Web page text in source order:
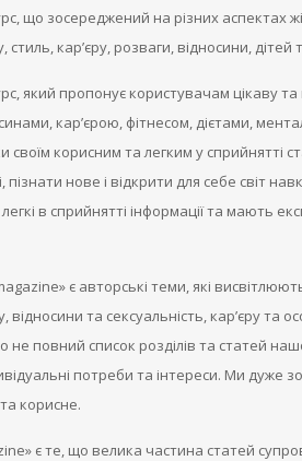
що зосереджений на різних аспектах
кар’єру, розваги, відносини, дітей
який пропонує користувачам цікаву та
кар’єрою, фітнесом, дієтами,
своїм корисним та легким у сприйнятті
нове і відкрити для себе світ
в сприйнятті інформації та мають
є авторські теми, які
відносини та сексуальність, кар’єру та
не повний список розділів та статей
потреби та інтереси. Ми
корисне.
є те, що велика частина статей